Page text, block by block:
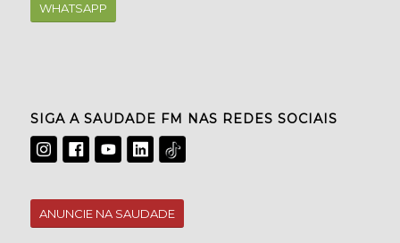
WHATSAPP
SIGA A SAUDADE FM NAS REDES SOCIAIS
ANUNCIE NA SAUDADE